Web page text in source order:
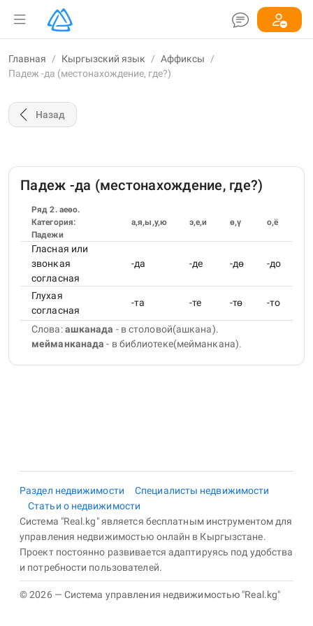
Главная / Кыргызский язык / Аффиксы
/
Падеж -да (местонахождение, где?)
Назад
Падеж -да (местонахождение, где?)
Ряд 2. аеөо.
Категория:
Падежи
а,я,ы,у,ю э,е,и ө,ү о,ё
Гласная или
звонкая
согласная
-да -де -дө -до
Глухая
согласная
-та -те -тө -то
Слова:ашканада - в столовой(ашкана).
мейманканада - в библиотеке(мейманкана).
Раздел недвижимости
Специалисты недвижимости
Статьи о недвижимости
Система "Real.kg" является бесплатным инструментом для
управления недвижимостью онлайн в Кыргызстане.
Проект постоянно развивается адаптируясь под удобства
и потребности пользователей.
© 2026 — Система управления недвижимостью "Real.kg"